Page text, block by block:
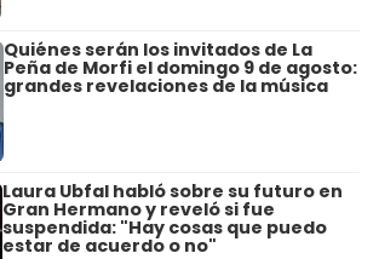
Quiénes serán los invitados de La
Peña de Morfi el domingo 9 de agosto:
grandes revelaciones de la música
Laura Ubfal habló sobre su futuro en
Gran Hermano y reveló si fue
suspendida: "Hay cosas que puedo
estar de acuerdo o no"